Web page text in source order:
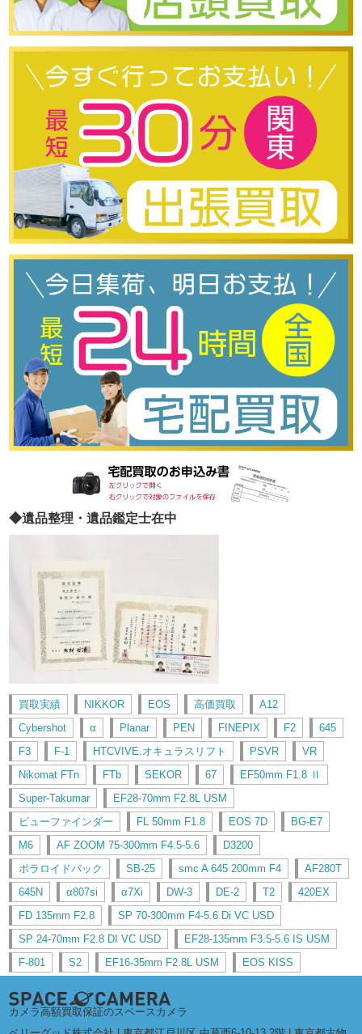
◆遺品整理・遺品鑑定士在中
買取実績 NIKKOR EOS 高価買取
A12
Cybershot
α Planar PEN FINEPIX F2
645
F3
F-1 HTCVIVE.オキュラスリフト PSVR
VR
Nikomat FTn
FTb SEKOR 67
EF50mm F1.8 Ⅱ
Super-Takumar
EF28-70mm F2.8L USM
ビューファインダー
FL 50mm F1.8 EOS 7D
BG-E7
M6
AF ZOOM 75-300mm F4.5-5.6
D3200
ポラロイドバック
SB-25 smc A 645 200mm F4
AF280T
645N
α807si α7Xi DW-3 DE-2 T2
420EX
FD 135mm F2.8
SP 70-300mm F4-5.6 Di VC USD
SP 24-70mm F2.8 DI VC USD
EF28-135mm F3.5-5.6 IS USM
F-801
S2 EF16-35mm F2.8L USM EOS KISS
カメラ高額買取保証のスペースカメラ